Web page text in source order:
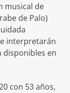
musical de
de Palo)
interpretarán
disponibles en
con 53 años,